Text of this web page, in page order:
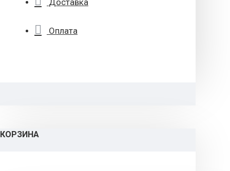
Доставка
Оплата
КОРЗИНА